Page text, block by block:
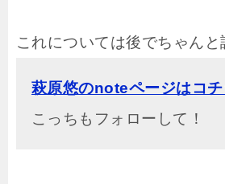
これについては後でちゃんと
萩原悠のnoteページはコチ
こっちもフォローして！